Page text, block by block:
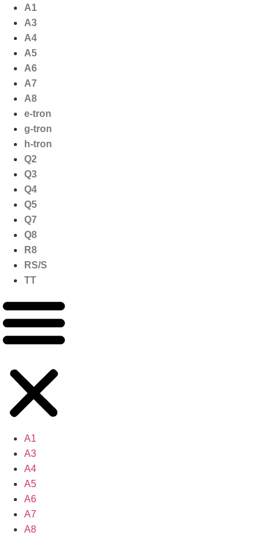
naar
inhoud
A1
A3
A4
A5
A6
A7
A8
e-tron
g-tron
h-tron
Q2
Q3
Q4
Q5
Q7
Q8
R8
RS/S
TT
A1
A3
A4
A5
A6
A7
A8